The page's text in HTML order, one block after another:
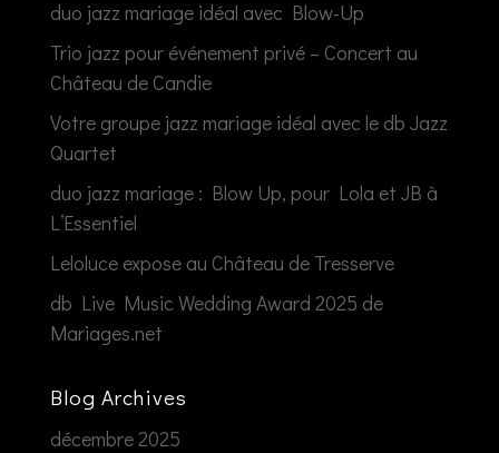
duo jazz mariage idéal avec Blow-Up
Trio jazz pour événement privé – Concert au
Château de Candie
Votre groupe jazz mariage idéal avec le db Jazz
Quartet
duo jazz mariage : Blow Up, pour Lola et JB à
L’Essentiel
Leloluce expose au Château de Tresserve
db Live Music Wedding Award 2025 de
Mariages.net
Blog Archives
décembre 2025